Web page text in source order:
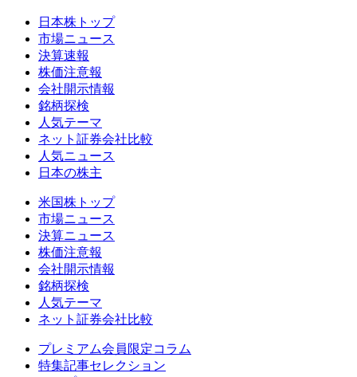
日本株トップ
市場ニュース
決算速報
株価注意報
会社開示情報
銘柄探検
人気テーマ
ネット証券会社比較
人気ニュース
日本の株主
米国株トップ
市場ニュース
決算ニュース
株価注意報
会社開示情報
銘柄探検
人気テーマ
ネット証券会社比較
プレミアム会員限定コラム
特集記事セレクション